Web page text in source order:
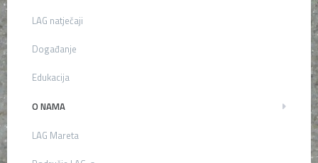
LAG natječaji
Događanje
Edukacija
O NAMA
LAG Mareta